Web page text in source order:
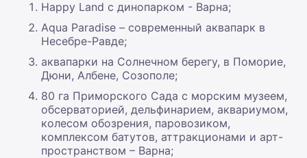
Happy Land с динопарком - Варна;
Aqua Paradise – современный аквапарк в
Несебре-Равде;
аквапарки на Солнечном берегу, в Поморие,
Дюни, Албене, Созополе;
80 га Приморского Сада с морским музеем,
обсерваторией, дельфинарием, аквариумом,
колесом обозрения, паровозиком,
комплексом батутов, аттракционами и арт-
пространством – Варна;